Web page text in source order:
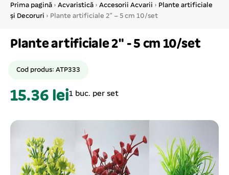
Prima pagină › Acvaristică › Accesorii Acvarii › Plante artificiale
și Decoruri › Plante artificiale 2″ – 5 cm 10/set
Plante artificiale 2" - 5 cm 10/set
Cod produs: ATP333
15.36 lei1 buc. per set